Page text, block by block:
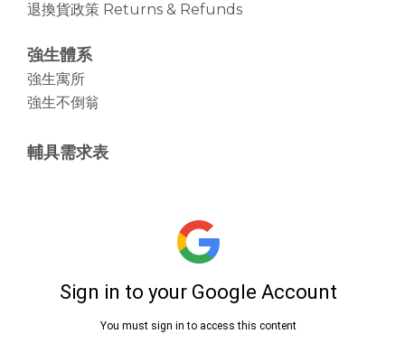
退換貨政策 Returns & Refunds
強生體系
強生寓所
強生不倒翁
輔具需求表